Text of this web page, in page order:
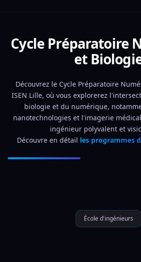
Cycle Préparatoire
et
Découvrez le Cycle Préparatoire
ISEN Lille, où vous explorerez
biologie et du numérique,
nanotechnologies et l'imagerie
ingénieur polyvalent et
Découvre en détail les programmes
École d'ingénieurs